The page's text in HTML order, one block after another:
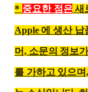
* 중요한 점 은새
Apple 에 생산 납
머, 소문의 정보
를 가하고 있으